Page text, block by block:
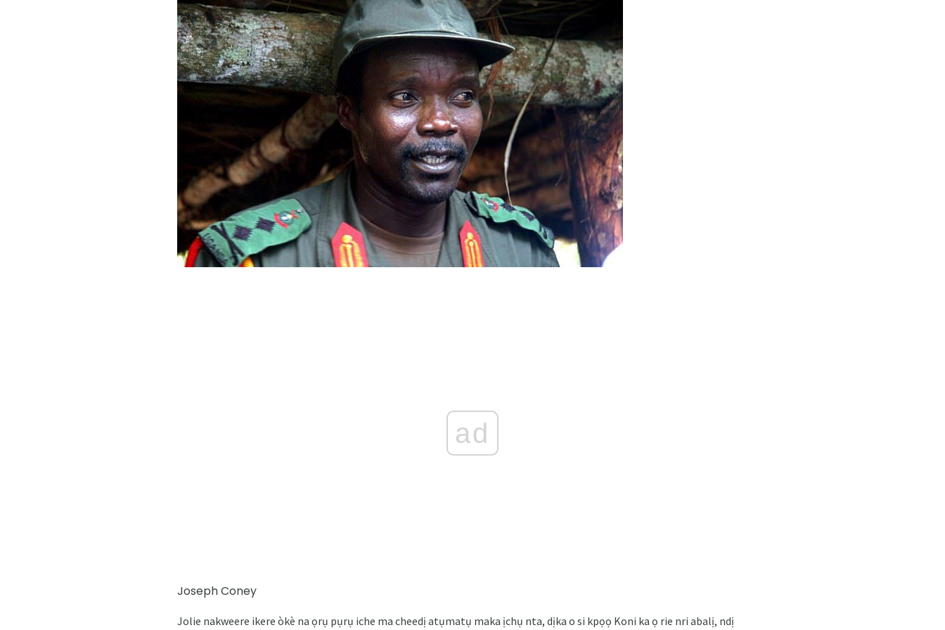
ad
Joseph Coney
Jolie nakweere ikere òkè na ọrụ pụrụ iche ma cheedị atụmatụ maka ịchụ nta, dịka o si kpọọ Koni ka ọ rie nri abalị, ndị